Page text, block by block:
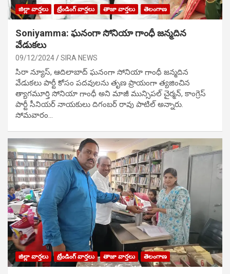
జిల్లా వార్తలు ట్రేండింగ్ వార్తలు తాజా వార్తలు తెలంగాణ
Soniyamma: ఘ‌నంగా సోనియా గాంధీ జ‌న్మ‌దిన
వేడుక‌లు
09/12/2024 SIRA NEWS
సిరా న్యూస్, ఆదిలాబాద్ ఘ‌నంగా సోనియా గాంధీ జ‌న్మ‌దిన
వేడుక‌లు పార్టీ కోసం ప‌ద‌వుల‌ను తృణ ప్రాయంగా త్య‌జించిన
త్యాగమూర్తి సోనియా గాంధీ అని మాజీ మున్సిప‌ల్ చైర్మ‌న్, కాంగ్రెస్
పార్టీ సీనియ‌ర్ నాయ‌కులు దిగంబ‌ర్ రావు పాటిల్ అన్నారు.
సోమవారం…
జిల్లా వార్తలు ట్రేండింగ్ వార్తలు తాజా వార్తలు తెలంగాణ